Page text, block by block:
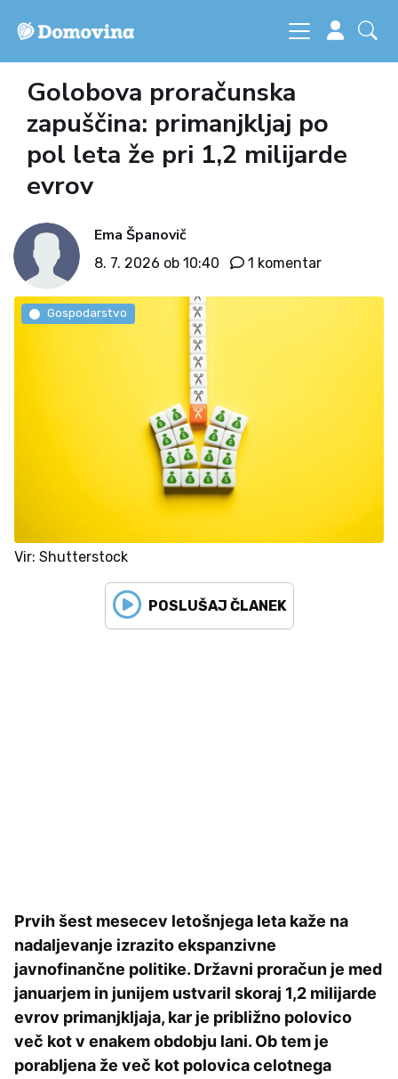
Golobova proračunska
zapuščina: primanjkljaj po
pol leta že pri 1,2 milijarde
evrov
Ema Španovič
8. 7. 2026 ob 10:40 1 komentar
Vir: Shutterstock
Gospodarstvo
POSLUŠAJ ČLANEK
Prvih šest mesecev letošnjega leta kaže na
nadaljevanje izrazito ekspanzivne
javnofinančne politike. Državni proračun je med
januarjem in junijem ustvaril skoraj 1,2 milijarde
evrov primanjkljaja, kar je približno polovico
več kot v enakem obdobju lani. Ob tem je
porabljena že več kot polovica celotnega